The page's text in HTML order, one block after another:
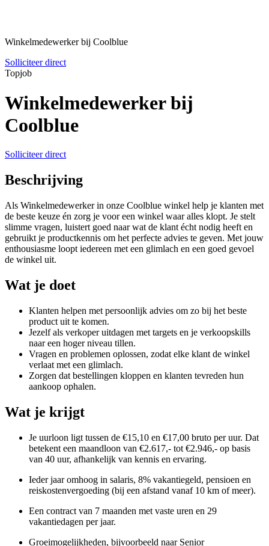
Winkelmedewerker bij Coolblue
Solliciteer direct
Topjob
Winkelmedewerker bij
Coolblue
Solliciteer direct
Beschrijving
Als Winkelmedewerker in onze Coolblue winkel help je klanten met
de beste keuze én zorg je voor een winkel waar alles klopt. Je stelt
slimme vragen, luistert goed naar wat de klant écht nodig heeft en
gebruikt je productkennis om het perfecte advies te geven. Met jouw
enthousiasme loopt iedereen met een glimlach en een goed gevoel
de winkel uit.
Wat je doet
Klanten helpen met persoonlijk advies om zo bij het beste
product uit te komen.
Jezelf als verkoper uitdagen met targets en je verkoopskills
naar een hoger niveau tillen.
Vragen en problemen oplossen, zodat elke klant de winkel
verlaat met een glimlach.
Zorgen dat bestellingen kloppen en klanten tevreden hun
aankoop ophalen.
Wat je krijgt
Je uurloon ligt tussen de €15,10 en €17,00 bruto per uur. Dat
betekent een maandloon van €2.617,- tot €2.946,- op basis
van 40 uur, afhankelijk van kennis en ervaring.
Ieder jaar omhoog in salaris, 8% vakantiegeld, pensioen en
reiskostenvergoeding (bij een afstand vanaf 10 km of meer).
Een contract van 7 maanden met vaste uren en 29
vakantiedagen per jaar.
Groeimogelijkheden, bijvoorbeeld naar Senior